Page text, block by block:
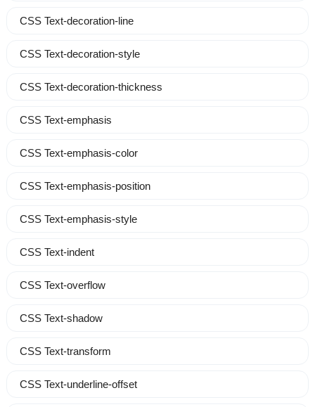
CSS Text-decoration-line
CSS Text-decoration-style
CSS Text-decoration-thickness
CSS Text-emphasis
CSS Text-emphasis-color
CSS Text-emphasis-position
CSS Text-emphasis-style
CSS Text-indent
CSS Text-overflow
CSS Text-shadow
CSS Text-transform
CSS Text-underline-offset